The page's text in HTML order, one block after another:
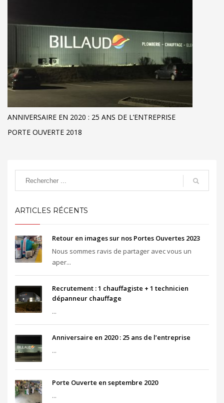
ANNIVERSAIRE EN 2020 : 25 ANS DE L’ENTREPRISE
PORTE OUVERTE 2018
ARTICLES RÉCENTS
Retour en images sur nos Portes Ouvertes 2023
Nous sommes ravis de partager avec vous un
aper...
Recrutement : 1 chauffagiste + 1 technicien
dépanneur chauffage
...
Anniversaire en 2020 : 25 ans de l’entreprise
...
Porte Ouverte en septembre 2020
...